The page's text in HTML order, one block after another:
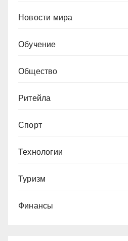
Новости мира
Обучение
Общество
Ритейла
Спорт
Технологии
Туризм
Финансы